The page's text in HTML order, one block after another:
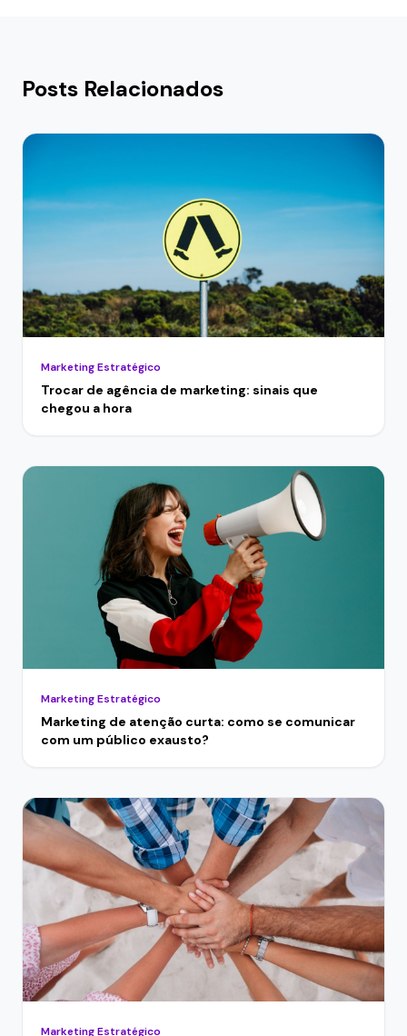
Posts Relacionados
Marketing Estratégico
Trocar de agência de marketing: sinais que
chegou a hora
Marketing Estratégico
Marketing de atenção curta: como se comunicar
com um público exausto?
Marketing Estratégico